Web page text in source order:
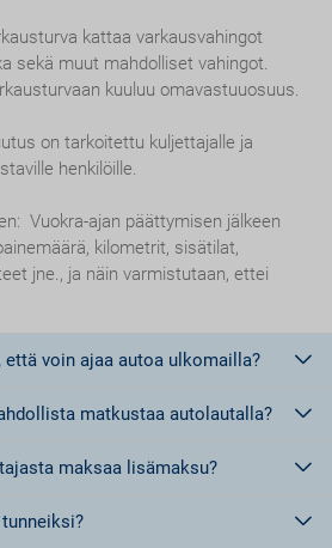
kattaa varkausvahingot
sekä muut mahdolliset vahingot.
kuuluu omavastuuosuus.
on tarkoitettu kuljettajalle ja
henkilöille.
Vuokra-ajan päättymisen jälkeen
kilometrit, sisätilat,
jne., ja näin varmistutaan, ettei
voin ajaa autoa ulkomailla?
riittää ajokortti.
yleissopimuksen piiriin tulee olla
voi Suomessa hankkia kahta erilaista
matkustaa autolautalla?
autolautalla vuokra-autolla.
maksaa lisämaksu?
tulee maksaa lisämaksu.